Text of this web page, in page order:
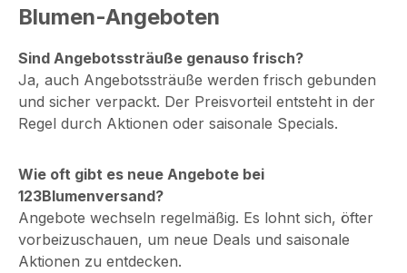
Blumen-Angeboten
Sind Angebotssträuße genauso frisch?
Ja, auch Angebotssträuße werden frisch gebunden
und sicher verpackt. Der Preisvorteil entsteht in der
Regel durch Aktionen oder saisonale Specials.
Wie oft gibt es neue Angebote bei
123Blumenversand?
Angebote wechseln regelmäßig. Es lohnt sich, öfter
vorbeizuschauen, um neue Deals und saisonale
Aktionen zu entdecken.